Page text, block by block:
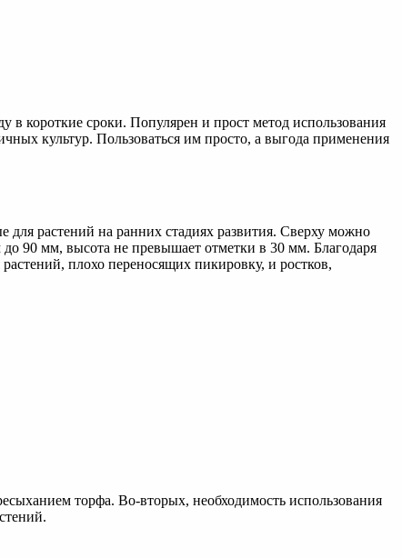
в короткие сроки. Популярен и прост метод использования
культур. Пользоваться им просто, а выгода применения
для растений на ранних стадиях развития. Сверху можно
90 мм, высота не превышает отметки в 30 мм. Благодаря
плохо переносящих пикировку, и ростков,
торфа. Во-вторых, необходимость использования